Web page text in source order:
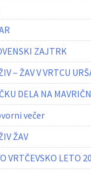
ZAJTRK
– ŽAV V VRTCU
DELA NA
večer
ŽAV
VRTČEVSKO LETO